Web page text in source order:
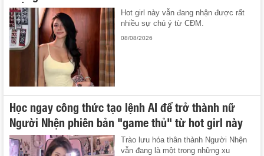
Hot girl này vẫn đang nhận được rất
nhiều sự chú ý từ CĐM.
08/08/2026
Học ngay công thức tạo lệnh AI để trở thành nữ
Người Nhện phiên bản "game thủ" từ hot girl này
Trào lưu hóa thân thành Người Nhện
vẫn đang là một trong những xu